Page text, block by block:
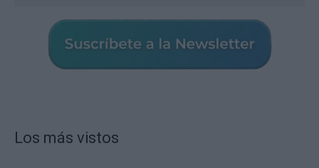
Los más vistos